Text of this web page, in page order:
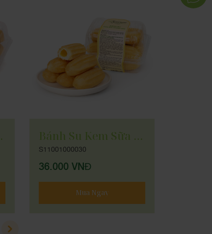
Muối Bánh Su Kem Sữa Chanh Dây
S11001000030
36.000 VNĐ
Mua Ngay